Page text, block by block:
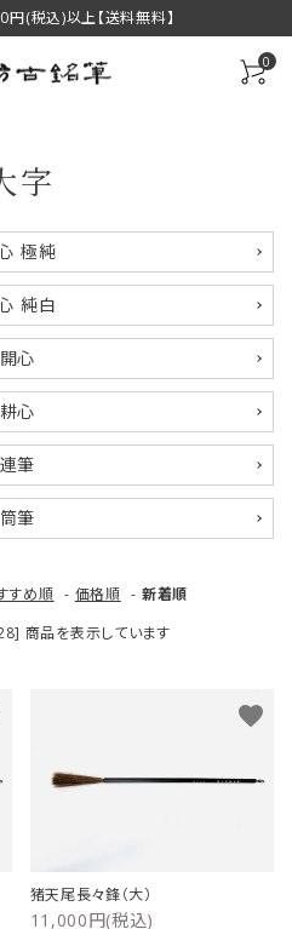
(税込)以上【送料無料】
0
会員登録
字
極純
純白
開心
耕心
連筆
筒筆
すめ順 - 価格順 - 新着順
商品を表示しています
猪天尾長々鋒（大）
11,000円(税込)
favorite